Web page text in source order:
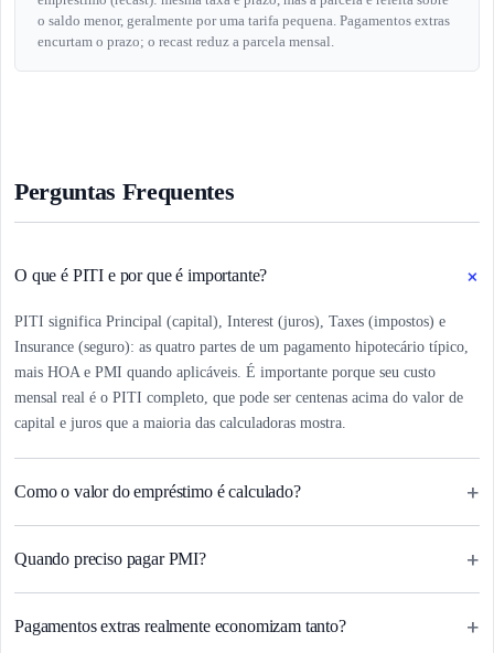
o saldo menor, geralmente por uma tarifa pequena. Pagamentos extras
encurtam o prazo; o recast reduz a parcela mensal.
Perguntas Frequentes
O que é PITI e por que é importante? +
PITI significa Principal (capital), Interest (juros), Taxes (impostos) e
Insurance (seguro): as quatro partes de um pagamento hipotecário típico,
mais HOA e PMI quando aplicáveis. É importante porque seu custo
mensal real é o PITI completo, que pode ser centenas acima do valor de
capital e juros que a maioria das calculadoras mostra.
Como o valor do empréstimo é calculado? +
Quando preciso pagar PMI? +
Pagamentos extras realmente economizam tanto? +